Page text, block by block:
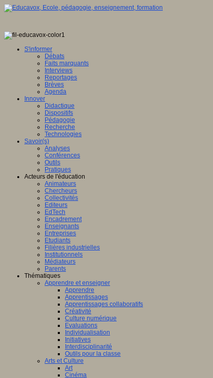
S'informer
Débats
Faits marquants
Interviews
Reportages
Brèves
Agenda
Innover
Didactique
Dispositifs
Pédagogie
Recherche
Technologies
Savoir(s)
Analyses
Conférences
Outils
Pratiques
Acteurs de l'éducation
Animateurs
Chercheurs
Collectivités
Editeurs
EdTech
Encadrement
Enseignants
Entreprises
Etudiants
Filières industrielles
Institutionnels
Médiateurs
Parents
Thématiques
Apprendre et enseigner
Apprendre
Apprentissages
Apprentissages collaboratifs
Créativité
Culture numérique
Evaluations
Individualisation
Initiatives
Interdisciplinarité
Outils pour la classe
Arts et Culture
Art
Cinéma